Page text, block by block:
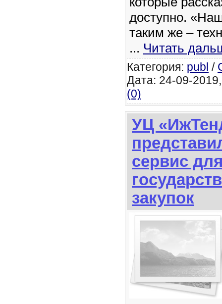
доступно.
таким же –
... Читать
Категория: publ /
Дата: 24-09-
(0)
УЦ
сервис
закупок